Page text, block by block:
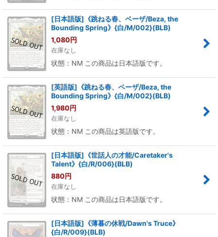
[日本語版]《跳ねる春、ベーザ/Beza, the
Bounding Spring》{白/M/002}(BLB)
1,080円
在庫なし
状態：NM この商品は日本語版です。
[英語版]《跳ねる春、ベーザ/Beza, the
Bounding Spring》{白/M/002}(BLB)
1,980円
在庫なし
状態：NM この商品は英語版です。
[日本語版]《世話人の才能/Caretaker's
Talent》{白/R/006}(BLB)
880円
在庫なし
状態：NM この商品は日本語版です。
[日本語版]《薄暮の休戦/Dawn's Truce》
{白/R/009}(BLB)